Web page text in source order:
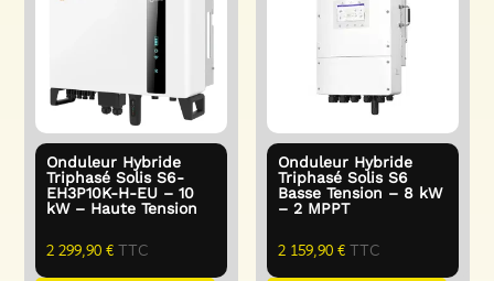
Onduleur Hybride
Triphasé Solis S6-
EH3P10K-H-EU – 10
kW – Haute Tension
2 299,90€TTC
Onduleur Hybride
Triphasé Solis S6
Basse Tension – 8 kW
– 2 MPPT
2 159,90€TTC